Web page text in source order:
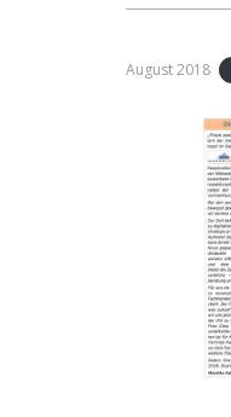
August 2018